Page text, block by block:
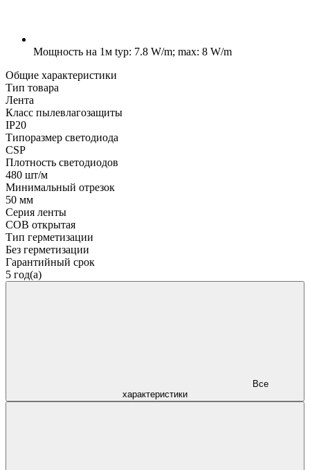
Мощность на 1м typ: 7.8 W/m; max: 8 W/m
Общие характеристики
Тип товара
Лента
Класс пылевлагозащиты
IP20
Типоразмер светодиода
CSP
Плотность светодиодов
480 шт/м
Минимальный отрезок
50 мм
Серия ленты
COB открытая
Тип герметизации
Без герметизации
Гарантийный срок
5 год(а)
характеристики